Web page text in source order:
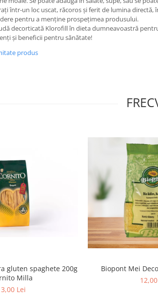
într-un loc uscat, răcoros și ferit de lumina directă,
pentru a menține prospețimea produsului.
decorticată Klorofill în dieta dumneavoastră
și beneficii pentru sănătate!
produs
gluten spaghete 200g
Milla
Lei
Biopont Mei